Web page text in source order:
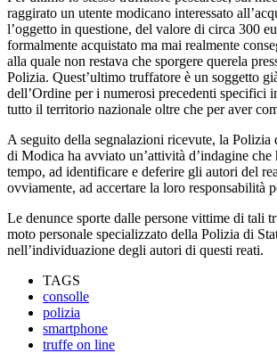
raggirato un utente modicano interessato
l’oggetto in questione, del valore di circa 300
formalmente acquistato ma mai realmente
alla quale non restava che sporgere querela
Polizia. Quest’ultimo truffatore è un soggetto
dell’Ordine per i numerosi precedenti specifici
tutto il territorio nazionale oltre che per aver
A seguito della segnalazioni ricevute, la Polizia
di Modica ha avviato un’attività d’indagine che
tempo, ad identificare e deferire gli autori del
ovviamente, ad accertare la loro responsabilità
Le denunce sporte dalle persone vittime di tali
moto personale specializzato della Polizia di
nell’individuazione degli autori di questi reati.
TAGS
consolle
polizia
smartphone
truffe on line